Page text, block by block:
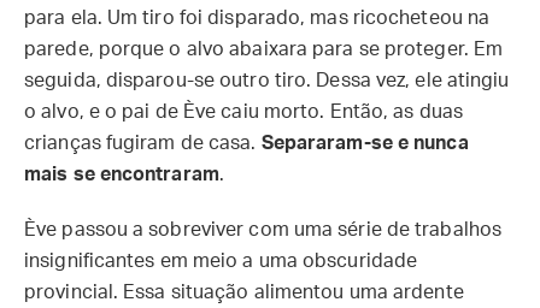
para ela. Um tiro foi disparado, mas ricocheteou na
parede, porque o alvo abaixara para se proteger. Em
seguida, disparou-se outro tiro. Dessa vez, ele atingiu
o alvo, e o pai de Ève caiu morto. Então, as duas
crianças fugiram de casa. Separaram-se e nunca
mais se encontraram.
Ève passou a sobreviver com uma série de trabalhos
insignificantes em meio a uma obscuridade
provincial. Essa situação alimentou uma ardente